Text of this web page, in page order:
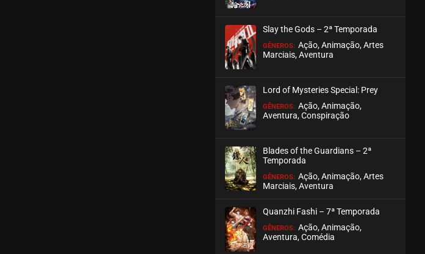
EPISÓDIO 199
Slay the Gods – 2ª Temporada
GÊNEROS: Ação, Animação, Artes
Marciais, Aventura
Lord of Mysteries Special: Prey
GÊNEROS: Ação, Animação,
Aventura, Conspiração
Blades of the Guardians – 2ª
Temporada
GÊNEROS: Ação, Animação, Artes
Marciais, Aventura
Quanzhi Fashi – 7ª Temporada
GÊNEROS: Ação, Animação,
Aventura, Comédia